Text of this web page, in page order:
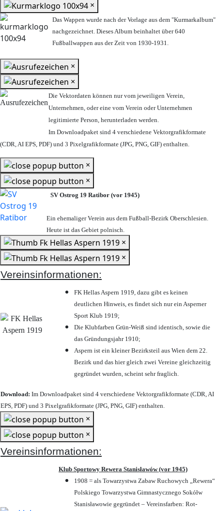
×
Das Wappen wurde nach der Vorlage aus dem "Kurmarkalbum"
nachgezeichnet. Dieses Album beinhaltet über 640
Fußballwappen aus der Zeit von 1930-1931.
×
×
Die Vektordaten können nur vom jeweiligen Verein,
Unternehmen, oder eine vom Verein oder Unternehmen
legitimierte Person, herunterladen werden.
Im Downloadpaket sind 4 verschiedene Vektorgrafikformate
(CDR, AI EPS, PDF) und 3 Pixelgrafikformate (JPG, PNG, GIF) enthalten.
×
×
SV Ostrog 19 Ratibor (vor 1945)
Ein ehemaliger Verein aus dem Fußball-Bezirk Oberschlesien.
Heute ist das Gebiet polnisch.
×
×
Vereinsinformationen:
FK Hellas Aspern 1919, dazu gibt es keinen
deutlichen Hinweis, es findet sich nur ein Asperner
Sport Klub 1919;
Die Klubfarben Grün-Weiß sind identisch, sowie die
das Gründungsjahr 1910;
Aspern ist ein kleiner Bezirksteil aus Wien dem 22.
Bezirk und das hier gleich zwei Vereine gleichzeitig
gegründet wurden, scheint sehr fraglich.
Download: Im Downloadpaket sind 4 verschiedene Vektorgrafikformate (CDR, AI
EPS, PDF) und 3 Pixelgrafikformate (JPG, PNG, GIF) enthalten.
×
×
Vereinsinformationen:
Klub Sportowy Rewera Stanisławów (vor 1945)
1908 = als Towarzystwa Zabaw Ruchowych „Rewera“
Polskiego Towarzystwa Gimnastycznego Sokółw
Stanisławowie gegründet – Vereinsfarben: Rot-